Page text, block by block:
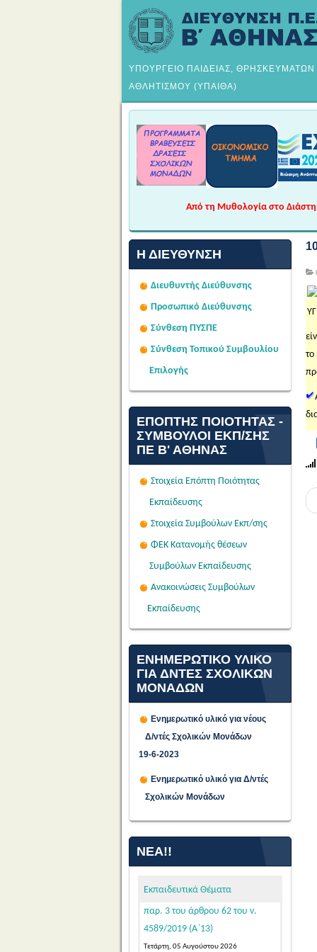
ΥΠΟΥΡΓΕΙΟ ΠΑΙΔΕΙΑΣ, ΘΡΗΣΚΕΥΜΑΤΩΝ
ΑΘΛΗΤΙΣΜΟΥ (ΥΠΑΙΘΑ)
Από τη Μυθολογία στο
Η ΔΙΕΎΘΥΝΣΗ
Διευθυντής Διεύθυνσης
Προσωπικό Διεύθυνσης
Σύνθεση ΠΥΣΠΕ
Σύνθεση Τοπικού Συμβουλίου
Επιλογής
ΕΠΌΠΤΗΣ ΠΟΙΌΤΗΤΑΣ -
ΣΎΜΒΟΥΛΟΙ ΕΚΠ/ΣΗΣ
ΠΕ Β' ΑΘΉΝΑΣ
Στοιχεία Επόπτη Ποιότητας
Εκπαίδευσης
Στοιχεία Συμβούλων Εκπ/σης
ΦΕΚ Κατανομής θέσεων
Συμβούλων Εκπαίδευσης
Ανακοινώσεις Συμβούλων
Εκπαίδευσης
ΕΝΗΜΕΡΩΤΙΚΟ ΥΛΙΚΟ
ΓΙΑ ΔΝΤΕΣ ΣΧΟΛΙΚΩΝ
ΜΟΝΑΔΩΝ
Ενημερωτικό υλικό για νέους
Δ/ντές Σχολικών Μονάδων
19-6-2023
Ενημερωτικό υλικό για Δ/ντές
Σχολικών Μονάδων
ΝΈΑ!!
Εκπαιδευτικά Θέματα
Προθεσμία υποβολής
Ειδική Αγωγή και Εκπαίδευση, σε
εφαρμογή των διατάξεων της
παρ. 3 του άρθρου 62 του ν.
Τετάρτη, 05 Αυγούστου 2026
Κατόπιν της δημοσίευσης της
103542/Ε4/31-07-2026 (ΦΕΚ 39/τ.
ΑΣΕΠ/04-08-2026 – ΑΔΑ:
το